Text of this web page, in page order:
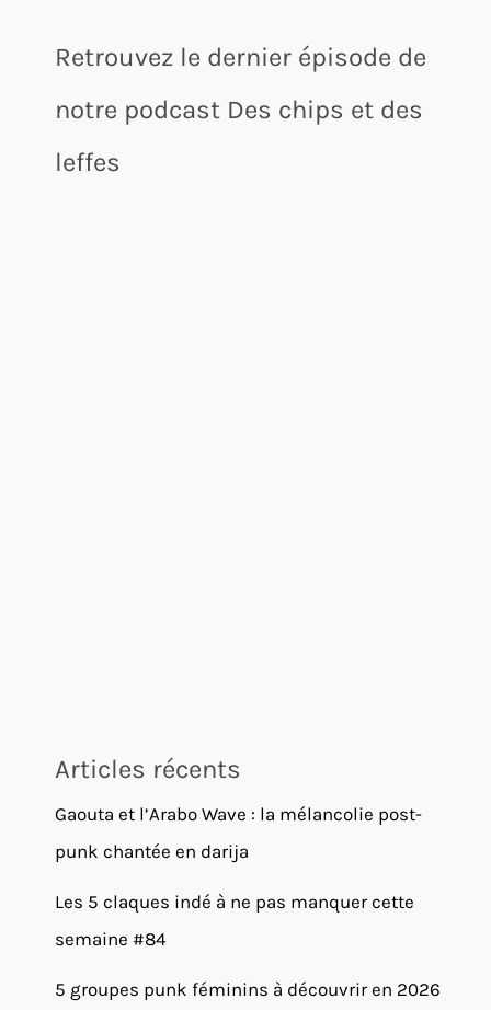
Retrouvez le dernier épisode de
notre podcast Des chips et des
leffes
Articles récents
Gaouta et l’Arabo Wave : la mélancolie post-
punk chantée en darija
Les 5 claques indé à ne pas manquer cette
semaine #84
5 groupes punk féminins à découvrir en 2026